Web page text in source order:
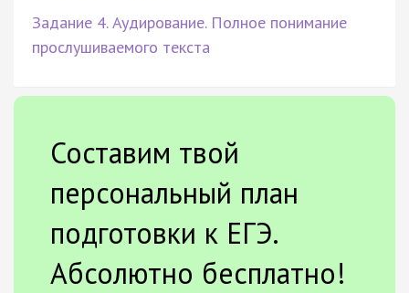
Задание 4. Аудирование. Полное понимание
прослушиваемого текста
Составим твой
персональный план
подготовки к ЕГЭ.
Абсолютно бесплатно!